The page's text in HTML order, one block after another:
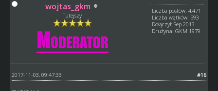
wojtas_gkm
Tutejszy
Liczba postów: 4,471
Liczba wątków: 593
Dołączył: Sep 2013
Drużyna: GKM 1979
#16
2017-11-03, 09:47:33